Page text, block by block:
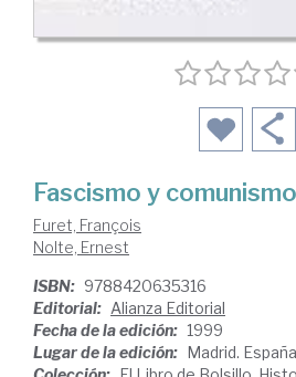
Fascismo y comunismo
Furet, François
Nolte, Ernest
ISBN: 9788420635316
Editorial: Alianza Editorial
Fecha de la edición: 1999
Lugar de la edición: Madrid. España